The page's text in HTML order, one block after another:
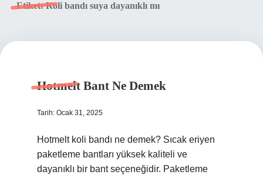
Etiket:Koli bandı suya dayanıklı mı
Hotmelt Bant Ne Demek
Tarih: Ocak 31, 2025
Hotmelt koli bandı ne demek? Sıcak eriyen
paketleme bantları yüksek kaliteli ve
dayanıklı bir bant seçeneğidir. Paketleme